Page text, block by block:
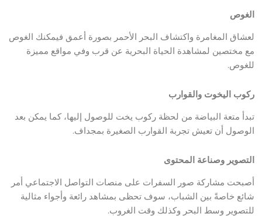
الغوص
لعشاق المغامرة واكتشاف البحر الأحمر بصورة أعمق فيمكنك الغوص
مع مختصين لمشاهدة الحياة البحرية عن قرب وفي مواقع مميزة
للغوص.
ركوب اليخوت والقوارب
تبدأ متعة البياضة من لحظة ركوب يخت للوصول إليها، كما يمكن بعد
الوصول أن تعيش تجربة القوارب الصغيرة بمجداف.
التصوير وصناعة المحتوى
أصبحت مشاركة صور السفرات على منصات التواصل الاجتماعي أمر
شائع خاصةً بين الشباب، سوف تحظى بمشاهد رائعة وأجواء مثالية
للتصوير وسط البحر وكذلك وقت الغروب.